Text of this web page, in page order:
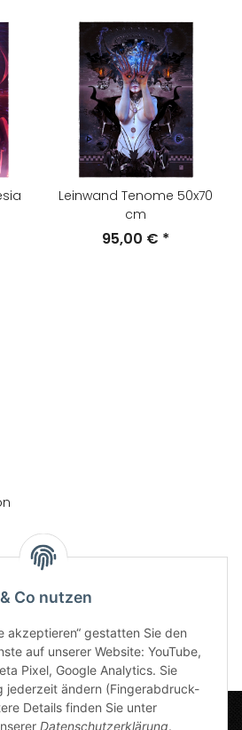
Leinwand Tenome 50x70
cm
95,00 € *
1 - 19 von 19
Co nutzen
akzeptieren“ gestatten Sie den
auf unserer Website: YouTube,
Pixel, Google Analytics. Sie
jederzeit ändern (Fingerabdruck-
Details finden Sie unter
Datenschutzerklärung.